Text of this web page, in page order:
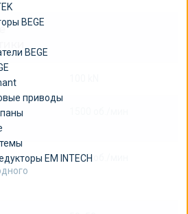
BEGE
BEGE
приводы
EM INTECH1800 об./мин